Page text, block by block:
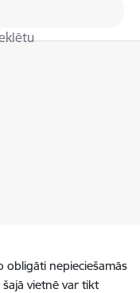
obligāti nepieciešamās
vietnē var tikt